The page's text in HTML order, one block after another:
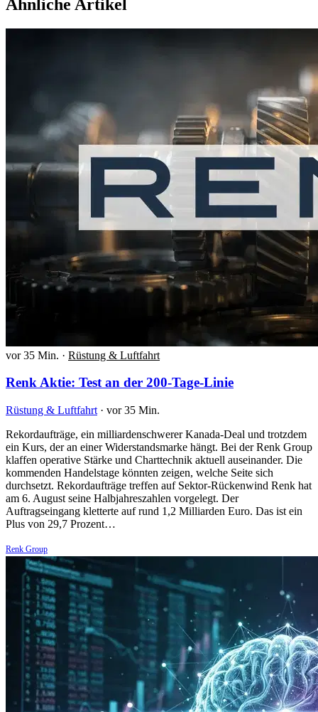
Ähnliche Artikel
vor 35 Min. · Rüstung & Luftfahrt
Renk Aktie: Test an der 200-Tage-Linie
Rüstung & Luftfahrt · vor 35 Min.
Rekordaufträge, ein milliardenschwerer Kanada-Deal und trotzdem
ein Kurs, der an einer Widerstandsmarke hängt. Bei der Renk Group
klaffen operative Stärke und Charttechnik aktuell auseinander. Die
kommenden Handelstage könnten zeigen, welche Seite sich
durchsetzt. Rekordaufträge treffen auf Sektor-Rückenwind Renk hat
am 6. August seine Halbjahreszahlen vorgelegt. Der
Auftragseingang kletterte auf rund 1,2 Milliarden Euro. Das ist ein
Plus von 29,7 Prozent…
Renk Group